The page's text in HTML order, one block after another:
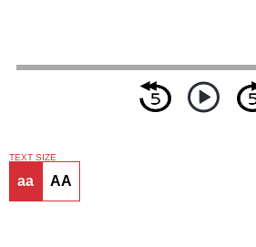
TEXT SIZE
aa AA